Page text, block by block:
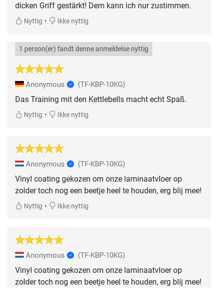
dicken Griff gestärkt! Dem kann ich nur zustimmen.
Nyttig • Ikke nyttig
1 person(er) fandt denne anmeldelse nyttig
Anonymous (TF-KBP-10KG)
Das Training mit den Kettlebells macht echt Spaß.
Nyttig • Ikke nyttig
Anonymous (TF-KBP-10KG)
Vinyl coating gekozen om onze laminaatvloer op
zolder toch nog een beetje heel te houden, erg blij mee!
Nyttig • Ikke nyttig
Anonymous (TF-KBP-10KG)
Vinyl coating gekozen om onze laminaatvloer op
zolder toch nog een beetje heel te houden, erg blij mee!